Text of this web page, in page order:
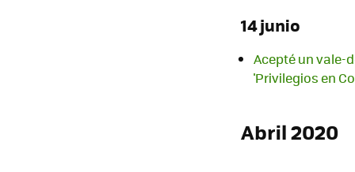
14 junio
Acepté un vale-
'Privilegios en
Abril 2020